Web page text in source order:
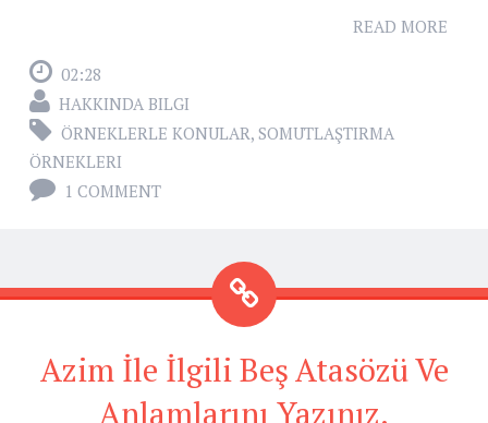
READ MORE
02:28
HAKKINDA BILGI
ÖRNEKLERLE KONULAR, SOMUTLAŞTIRMA
ÖRNEKLERI
1 COMMENT
Azim İle İlgili Beş Atasözü Ve
Anlamlarını Yazınız.